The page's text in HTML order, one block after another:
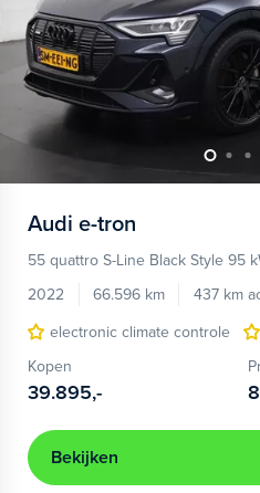
Audi e-tron
55 quattro S-Line Black Style 95
2022
66.596 km 437 km
electronic climate controle
Kopen
39.895,-
Bekijken